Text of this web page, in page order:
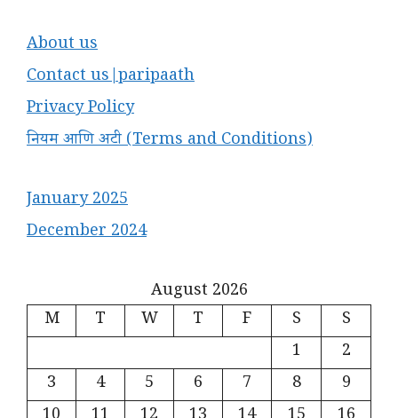
About us
Contact us|paripaath
Privacy Policy
नियम आणि अटी (Terms and Conditions)
January 2025
December 2024
August 2026
M
T W T F S
S
1
2
3
4 5 6 7 8
9